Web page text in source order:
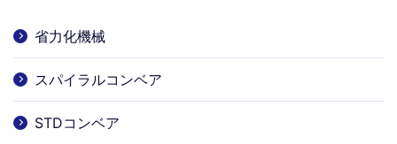
省力化機械
スパイラルコンベア
STDコンベア